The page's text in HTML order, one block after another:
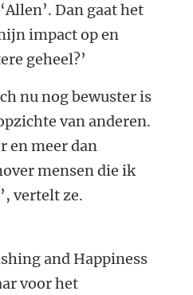
Dan gaat het
impact op en
geheel?’
nu nog bewuster is
van anderen.
en meer dan
mensen die ik
vertelt ze.
and Happiness
voor het